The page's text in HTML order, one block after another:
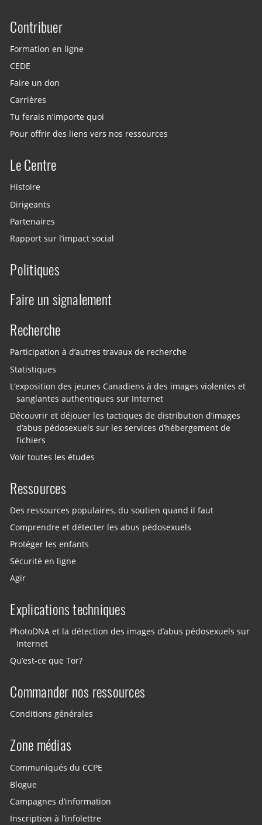
Site menu
Contribuer
Formation en ligne
CEDE
Faire un don
Carrières
Tu ferais n’importe quoi
Pour offrir des liens vers nos ressources
Le Centre
Histoire
Dirigeants
Partenaires
Rapport sur l’impact social
Politiques
Faire un signalement
Recherche
Participation à d’autres travaux de recherche
Statistiques
L’exposition des jeunes Canadiens à des images violentes et
sanglantes authentiques sur Internet
Découvrir et déjouer les tactiques de distribution d’images
d’abus pédosexuels sur les services d’hébergement de
fichiers
Voir toutes les études
Ressources
Des ressources populaires, du soutien quand il faut
Comprendre et détecter les abus pédosexuels
Protéger les enfants
Sécurité en ligne
Agir
Explications techniques
PhotoDNA et la détection des images d’abus pédosexuels sur
Internet
Qu’est-ce que Tor?
Commander nos ressources
Conditions générales
Zone médias
Communiqués du CCPE
Blogue
Campagnes d’information
Inscription à l’infolettre